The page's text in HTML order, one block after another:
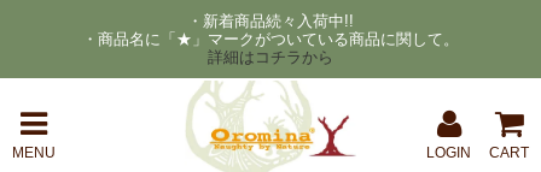
・新着商品続々入荷中!!
・商品名に「★」マークがついている商品に関して。
詳細はコチラから
MENU LOGIN CART